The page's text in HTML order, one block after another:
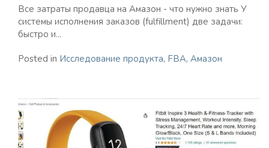
Все затраты продавца на Амазон - что нужно знать У
системы исполнения заказов (fulfillment) две задачи:
быстро и...
Posted in Исследование продукта, FBA, Амазон